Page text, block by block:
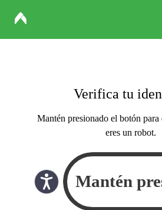
Verifica tu
Mantén presionado el botón
eres un robot.